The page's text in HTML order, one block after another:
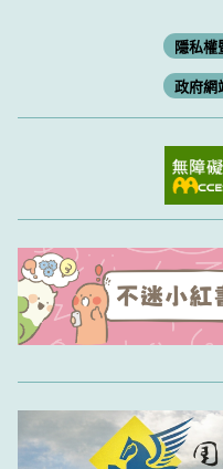
隱私權
政府網